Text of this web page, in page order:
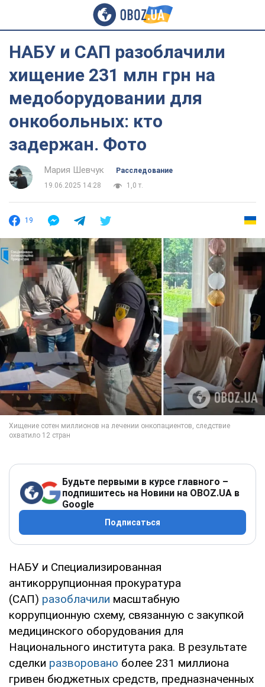
НАБУ и САП разоблачили
хищение 231 млн грн на
медоборудовании для
онкобольных: кто
задержан. Фото
Мария Шевчук
Расследование
19.06.2025 14:28
1,0 т.
19
Будьте первыми в курсе главного –
подпишитесь на Новини на OBOZ.UA в
Google
Подписаться
НАБУ и Специализированная
антикоррупционная прокуратура
(САП) разоблачили масштабную
коррупционную схему, связанную с закупкой
медицинского оборудования для
Национального института рака. В результате
сделки разворовано более 231 миллиона
гривен бюджетных средств, предназначенных